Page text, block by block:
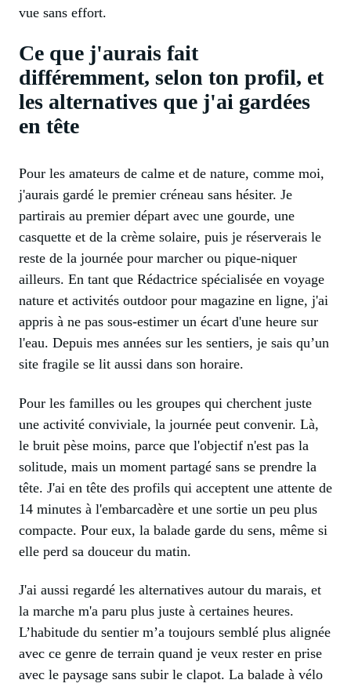
vue sans effort.
Ce que j'aurais fait
différemment, selon ton profil, et
les alternatives que j'ai gardées
en tête
Pour les amateurs de calme et de nature, comme moi,
j'aurais gardé le premier créneau sans hésiter. Je
partirais au premier départ avec une gourde, une
casquette et de la crème solaire, puis je réserverais le
reste de la journée pour marcher ou pique-niquer
ailleurs. En tant que Rédactrice spécialisée en voyage
nature et activités outdoor pour magazine en ligne, j'ai
appris à ne pas sous-estimer un écart d'une heure sur
l'eau. Depuis mes années sur les sentiers, je sais qu’un
site fragile se lit aussi dans son horaire.
Pour les familles ou les groupes qui cherchent juste
une activité conviviale, la journée peut convenir. Là,
le bruit pèse moins, parce que l'objectif n'est pas la
solitude, mais un moment partagé sans se prendre la
tête. J'ai en tête des profils qui acceptent une attente de
14 minutes à l'embarcadère et une sortie un peu plus
compacte. Pour eux, la balade garde du sens, même si
elle perd sa douceur du matin.
J'ai aussi regardé les alternatives autour du marais, et
la marche m'a paru plus juste à certaines heures.
L’habitude du sentier m’a toujours semblé plus alignée
avec ce genre de terrain quand je veux rester en prise
avec le paysage sans subir le clapot. La balade à vélo